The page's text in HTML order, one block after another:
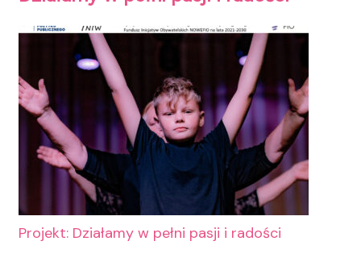
Projekt: Działamy w pełni pasji i radości